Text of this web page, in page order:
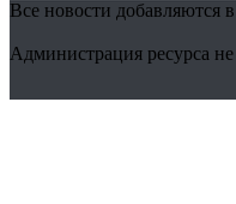
Все новости добавляются
Администрация ресурса